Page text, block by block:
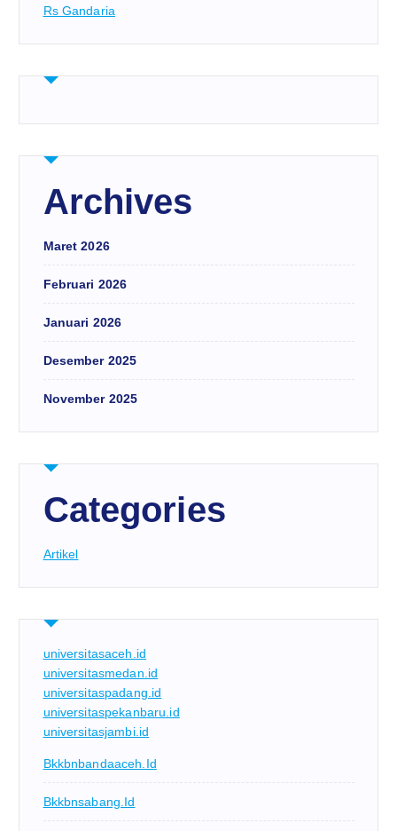
Rs Gandaria
Archives
Maret 2026
Februari 2026
Januari 2026
Desember 2025
November 2025
Categories
Artikel
universitasaceh.id
universitasmedan.id
universitaspadang.id
universitaspekanbaru.id
universitasjambi.id
Bkkbnbandaaceh.id
Bkkbnsabang.id